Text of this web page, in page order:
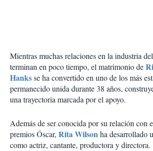
Mientras muchas relaciones en la industria
terminan en poco tiempo, el matrimonio de
Hanksse ha convertido en uno de los más
permanecido unida durante 38 años,
una trayectoria marcada por el apoyo.
Además de ser conocida por su relación con
premios Óscar, Rita Wilsonha desarrollado
como actriz, cantante, productora y directora.